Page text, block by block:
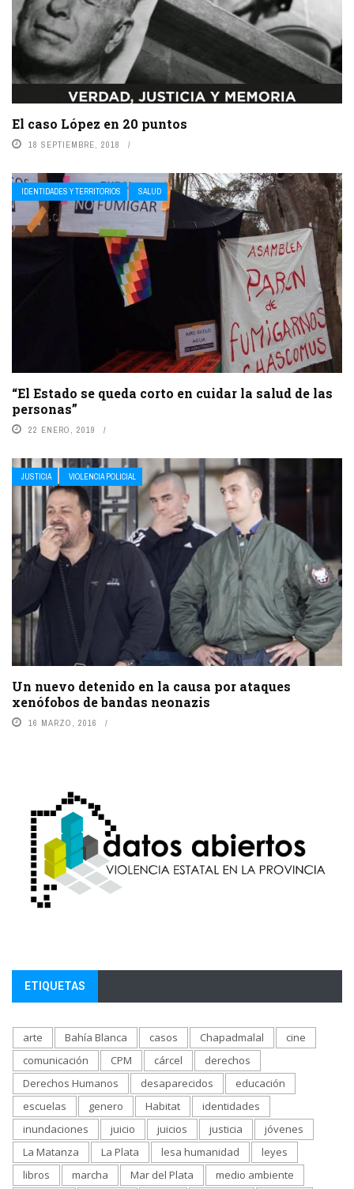
El caso López en 20 puntos
18 SEPTIEMBRE, 2018
IDENTIDADES Y TERRITORIOS SALUD
“El Estado se queda corto en cuidar la salud de las
personas”
22 ENERO, 2019
JUSTICIA VIOLENCIA POLICIAL
Un nuevo detenido en la causa por ataques
xenófobos de bandas neonazis
16 MARZO, 2016
ETIQUETAS
arte Bahía Blanca casos Chapadmalal
cine
comunicación
CPM cárcel
derechos
Derechos Humanos
desaparecidos
educación
escuelas
genero Habitat
identidades
inundaciones
juicio juicios justicia
jóvenes
La Matanza
La Plata lesa humanidad
leyes
libros
marcha Mar del Plata
medio ambiente